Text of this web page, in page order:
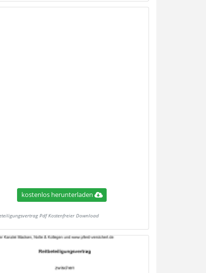
kostenlos herunterladen
Pdf Kostenfreier Download